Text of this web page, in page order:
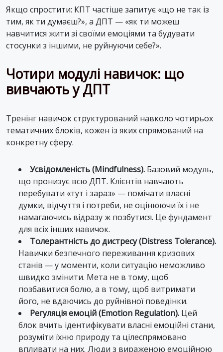
Якщо спростити: КПТ частіше запитує «що не так із
тим, як ти думаєш?», а ДПТ — «як ти можеш
навчитися жити зі своїми емоціями та будувати
стосунки з іншими, не руйнуючи себе?».
Чотири модулі навичок: що
вивчають у ДПТ
Тренінг навичок структурований навколо чотирьох
тематичних блоків, кожен із яких спрямований на
конкретну сферу.
Усвідомленість (Mindfulness). Базовий модуль,
що пронизує всю ДПТ. Клієнтів навчають
перебувати «тут і зараз» — помічати власні
думки, відчуття і потреби, не оцінюючи їх і не
намагаючись відразу ж позбутися. Це фундамент
для всіх інших навичок.
Толерантність до дистресу (Distress Tolerance).
Навички безпечного переживання кризових
станів — у моменти, коли ситуацію неможливо
швидко змінити. Мета не в тому, щоб
позбавитися болю, а в тому, щоб витримати
його, не вдаючись до руйнівної поведінки.
Регуляція емоцій (Emotion Regulation). Цей
блок вчить ідентифікувати власні емоційні стани,
розуміти їхню природу та цілеспрямовано
впливати на них. Люди з вираженою емоційною